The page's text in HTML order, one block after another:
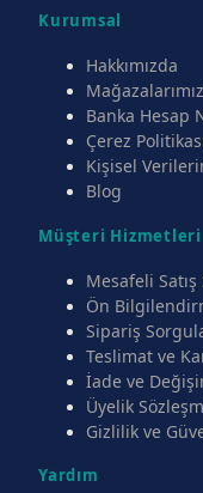
Kurumsal
Hakkımızda
Mağazalarımız
Banka Hesap
Çerez
Kişisel
Blog
Müşteri Hizmetleri
Mesafeli
Ön
Sipariş
Teslimat ve
İade ve
Üyelik
Gizlilik ve
Yardım